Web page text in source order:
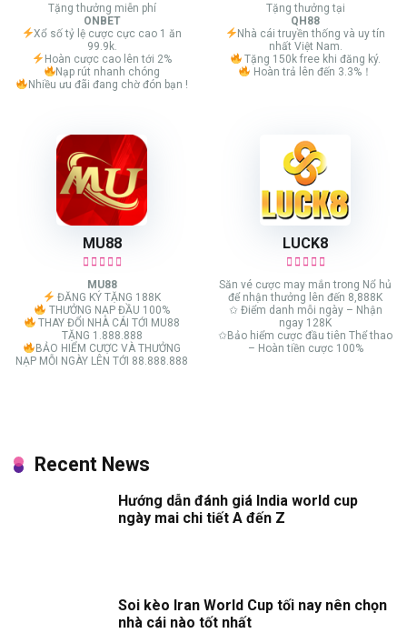
Tặng thưởng miễn phí
ONBET
Xổ số tỷ lệ cược cực cao 1 ăn
99.9k.
Hoàn cược cao lên tới 2%
Nạp rút nhanh chóng
Nhiều ưu đãi đang chờ đón bạn !
Tặng thưởng tại
QH88
Nhà cái truyền thống và uy tín
nhất Việt Nam.
Tặng 150k free khi đăng ký.
Hoàn trả lên đến 3.3%！
MU88
MU88
ĐĂNG KÝ TẶNG 188K
THƯỞNG NẠP ĐẦU 100%
THAY ĐỔI NHÀ CÁI TỚI MU88
TẶNG 1.888.888
BẢO HIỂM CƯỢC VÀ THƯỞNG
NẠP MỖI NGÀY LÊN TỚI 88.888.888
LUCK8
Săn vé cược may mắn trong Nổ hủ
để nhận thưởng lên đến 8,888K
✩ Điểm danh mỗi ngày – Nhận
ngay 128K
✩Bảo hiểm cược đầu tiên Thể thao
– Hoàn tiền cược 100%
Recent News
Hướng dẫn đánh giá India world cup
ngày mai chi tiết A đến Z
Soi kèo Iran World Cup tối nay nên chọn
nhà cái nào tốt nhất